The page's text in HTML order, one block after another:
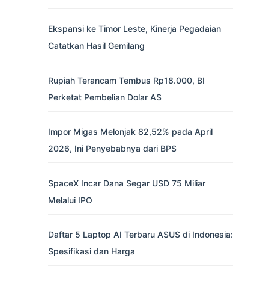
Ekspansi ke Timor Leste, Kinerja Pegadaian
Catatkan Hasil Gemilang
Rupiah Terancam Tembus Rp18.000, BI
Perketat Pembelian Dolar AS
Impor Migas Melonjak 82,52% pada April
2026, Ini Penyebabnya dari BPS
SpaceX Incar Dana Segar USD 75 Miliar
Melalui IPO
Daftar 5 Laptop AI Terbaru ASUS di Indonesia:
Spesifikasi dan Harga